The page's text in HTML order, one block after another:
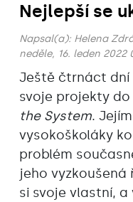
Nejlepší se
Napsal(a): Helena
neděle, 16. leden 2022
Ještě čtrnáct
svoje projekty
the System.
vysokoškoláky
problém
jeho
si svoje vlastní,